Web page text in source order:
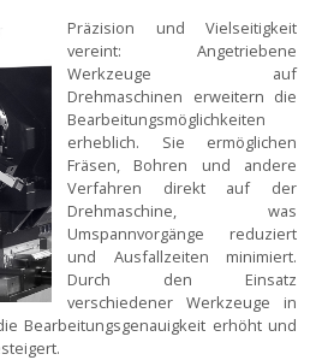
Präzision und Vielseitigkeit
vereint:Angetriebene
Werkzeuge auf
Drehmaschinen erweitern die
Bearbeitungsmöglichkeiten
erheblich. Sie ermöglichen
Fräsen, Bohren und andere
Verfahren direkt auf der
Drehmaschine, was
Umspannvorgänge reduziert
und Ausfallzeiten minimiert.
Durch den Einsatz
verschiedener Werkzeuge in
Bearbeitungsgenauigkeit erhöht und